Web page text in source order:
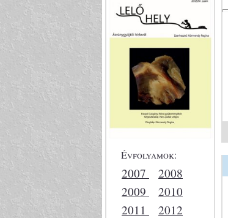
Évfolyamok:
2007
2008
2009
2010
2011
2012